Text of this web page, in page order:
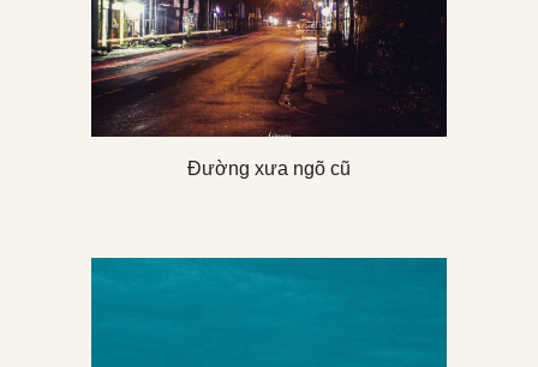
Đường xưa ngõ cũ